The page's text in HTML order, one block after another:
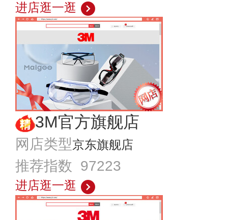
进店逛一逛
3M官方旗舰店
网店类型京东旗舰店
推荐指数 97223
进店逛一逛